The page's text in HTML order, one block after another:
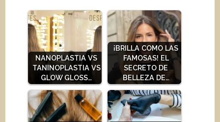
NANOPLASTIA VS
TANINOPLASTIA VS
GLOW GLOSS…
¡BRILLA COMO LAS
FAMOSAS! EL
SECRETO DE
BELLEZA DE…